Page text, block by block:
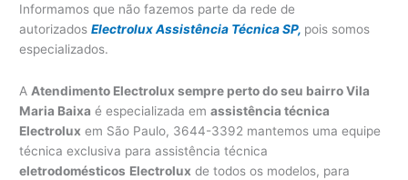
Informamos que não fazemos parte da rede de
autorizadosElectrolux Assistência Técnica SP, pois somos
especializados.
A Atendimento Electrolux sempre perto do seu bairro Vila
Maria Baixa é especializada emassistência técnica
Electrolux em São Paulo, 3644-3392 mantemos uma equipe
técnica exclusiva para assistência técnica
eletrodomésticos Electrolux de todos os modelos, para